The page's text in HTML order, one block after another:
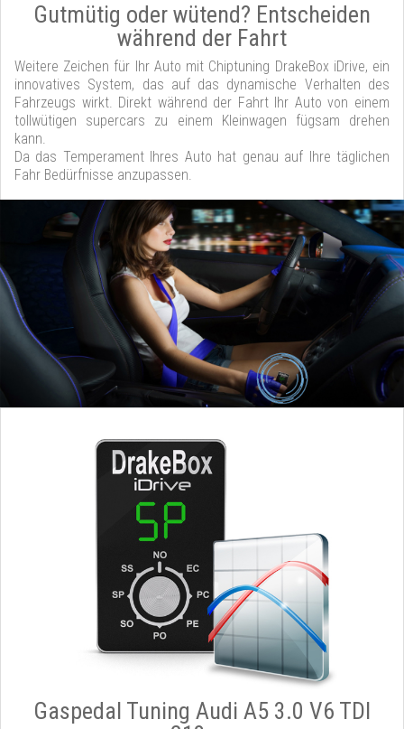
Gutmütig oder wütend? Entscheiden
während der Fahrt
Weitere Zeichen für Ihr Auto mit Chiptuning DrakeBox iDrive, ein
innovatives System, das auf das dynamische Verhalten des
Fahrzeugs wirkt. Direkt während der Fahrt Ihr Auto von einem
tollwütigen supercars zu einem Kleinwagen fügsam drehen
kann.
Da das Temperament Ihres Auto hat genau auf Ihre täglichen
Fahr Bedürfnisse anzupassen.
Gaspedal Tuning Audi A5 3.0 V6 TDI